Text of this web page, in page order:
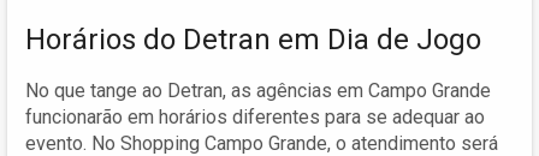
Horários do Detran em Dia de Jogo
No que tange ao Detran, as agências em Campo Grande
funcionarão em horários diferentes para se adequar ao
evento. No Shopping Campo Grande, o atendimento será